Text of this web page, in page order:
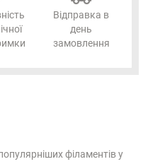
Відправка в
день
замовлення
філаментів у